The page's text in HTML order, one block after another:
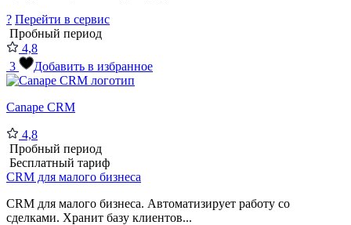
? Перейти в сервис
Пробный период
4,8
3
Добавить в избранное
Canape CRM
4,8
Пробный период
Бесплатный тариф
CRM для малого бизнеса
CRM для малого бизнеса. Автоматизирует работу со
сделками. Хранит базу клиентов...